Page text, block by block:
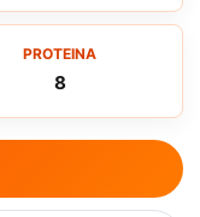
PROTEINA
8